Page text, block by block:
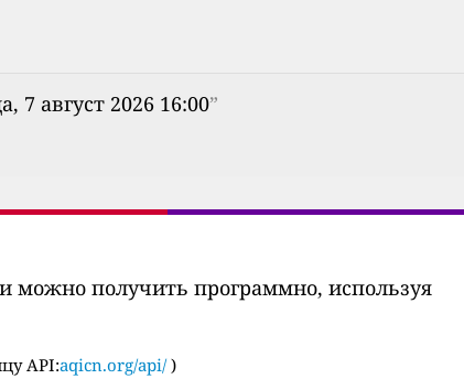
7 август 2026 16:00”
можно получить программно, используя
API:aqicn.org/api/ )